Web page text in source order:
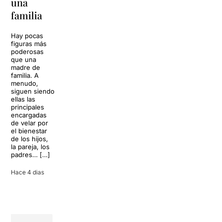
familia
Hay pocas
figuras más
poderosas
que una
madre de
familia. A
menudo,
siguen siendo
ellas las
principales
encargadas
de velar por
el bienestar
de los hijos,
la pareja, los
padres… […]
Hace 4 dias